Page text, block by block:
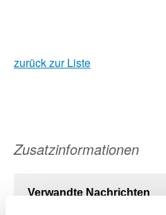
zurück zur Liste
Zusatzinformationen
Verwandte Nachrichten